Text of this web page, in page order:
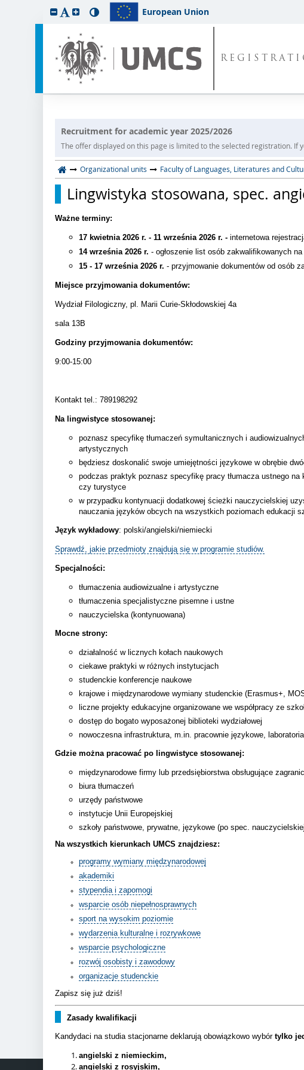
European Union
Recruitment for academic year 2025/2026
The offer displayed on this page is limited to the selected registration.
Organizational units Faculty of Languages, Literatures and
Lingwistyka stosowana, spec.
Ważne terminy:
17 kwietnia 2026 r. - 11 września 2026 r. - internetowa
14 września 2026 r. - ogłoszenie list osób zakwalifikowanych
15 - 17 września 2026 r. - przyjmowanie dokumentów od osób
Miejsce przyjmowania dokumentów:
Wydział Filologiczny, pl. Marii Curie-Skłodowskiej 4a
sala 13B
Godziny przyjmowania dokumentów:
9:00-15:00
Kontakt tel.: 789198292
Na lingwistyce stosowanej:
poznasz specyfikę tłumaczeń symultanicznych i
artystycznych
będziesz doskonalić swoje umiejętności językowe w obrębie
podczas praktyk poznasz specyfikę pracy tłumacza ustnego
czy turystyce
w przypadku kontynuacji dodatkowej ścieżki nauczycielskiej
nauczania języków obcych na wszystkich poziomach edukacji
Język wykładowy: polski/angielski/niemiecki
Sprawdź, jakie przedmioty znajdują się w programie studiów.
Specjalności:
tłumaczenia audiowizualne i artystyczne
tłumaczenia specjalistyczne pisemne i ustne
nauczycielska (kontynuowana)
Mocne strony:
działalność w licznych kołach naukowych
ciekawe praktyki w różnych instytucjach
studenckie konferencje naukowe
krajowe i międzynarodowe wymiany studenckie (Erasmus+,
liczne projekty edukacyjne organizowane we współpracy ze
dostęp do bogato wyposażonej biblioteki wydziałowej
nowoczesna infrastruktura, m.in. pracownie językowe,
Gdzie można pracować po lingwistyce stosowanej:
międzynarodowe firmy lub przedsiębiorstwa obsługujące
biura tłumaczeń
urzędy państwowe
instytucje Unii Europejskiej
szkoły państwowe, prywatne, językowe (po spec.
Na wszystkich kierunkach UMCS znajdziesz:
programy wymiany międzynarodowej
akademiki
stypendia i zapomogi
wsparcie osób niepełnosprawnych
sport na wysokim poziomie
wydarzenia kulturalne i rozrywkowe
wsparcie psychologiczne
rozwój osobisty i zawodowy
organizacje studenckie
Zapisz się już dziś!
Zasady kwalifikacji
Kandydaci na studia stacjonarne deklarują obowiązkowo wybór tylko
angielski z niemieckim,
angielski z rosyjskim,